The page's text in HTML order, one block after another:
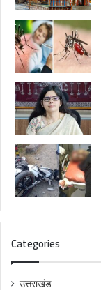
Categories
उत्तराखंड